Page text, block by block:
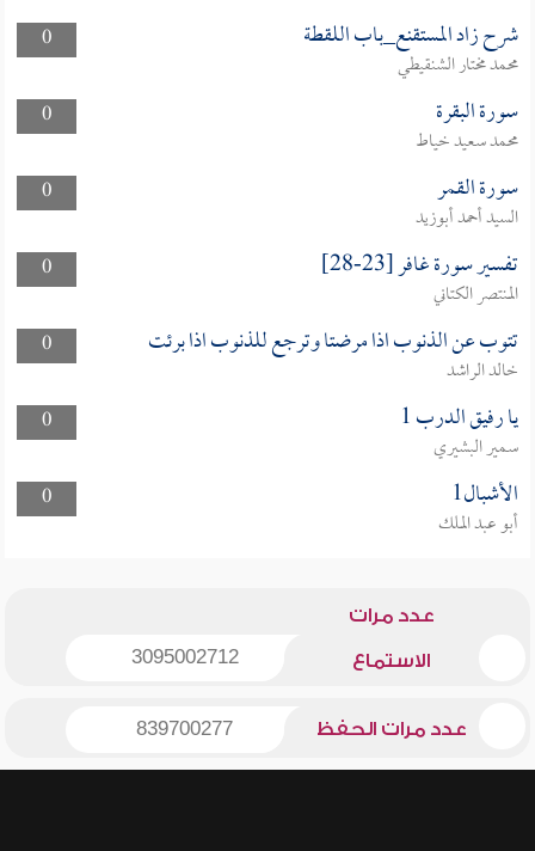
0 شرح زاد المستقنع_باب اللقطة
محمد مختار الشنقيطي
0
سورة البقرة
محمد سعيد خياط
0
سورة القمر
السيد أحمد أبوزيد
0
تفسير سورة غافر [23-28]
المنتصر الكتاني
0
تتوب عن الذنوب اذا مرضتا وترجع للذنوب اذا برئت
خالد الراشد
0
يا رفيق الدرب 1
سمير البشيري
0
الأشبال1
أبو عبد الملك
عدد مرات
الاستماع 3095002712
عدد مرات الحفظ 839700277